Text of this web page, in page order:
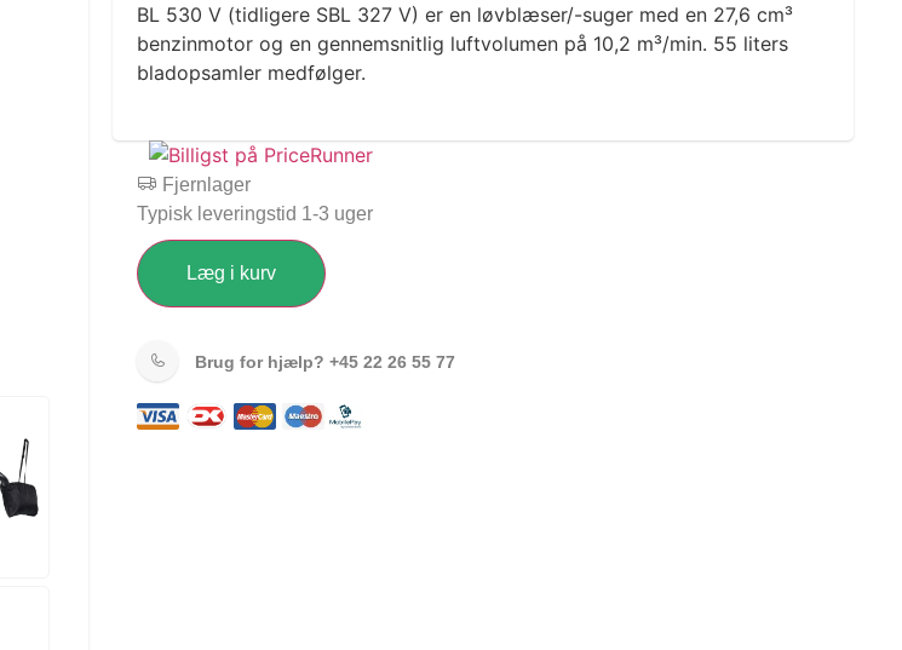
BL 530 V (tidligere SBL 327 V) er en løvblæser/-suger med en 27,6 cm³
benzinmotor og en gennemsnitlig luftvolumen på 10,2 m³/min. 55 liters
bladopsamler medfølger.
Fjernlager
Typisk leveringstid 1-3 uger
Læg i kurv
Brug for hjælp? +45 22 26 55 77